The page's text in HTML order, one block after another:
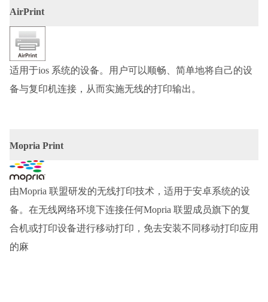
AirPrint
适用于ios 系统的设备。用户可以顺畅、简单地将自己的设
备与复印机连接，从而实施无线的打印输出。
Mopria Print
由Mopria 联盟研发的无线打印技术，适用于安卓系统的设
备。在无线网络环境下连接任何Mopria 联盟成员旗下的复
合机或打印设备进行移动打印，免去安装不同移动打印应用
的麻